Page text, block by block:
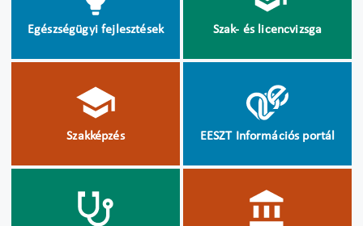
Egészségügyi fejlesztések Szak- és licencvizsga
Szakképzés EESZT Információs portál